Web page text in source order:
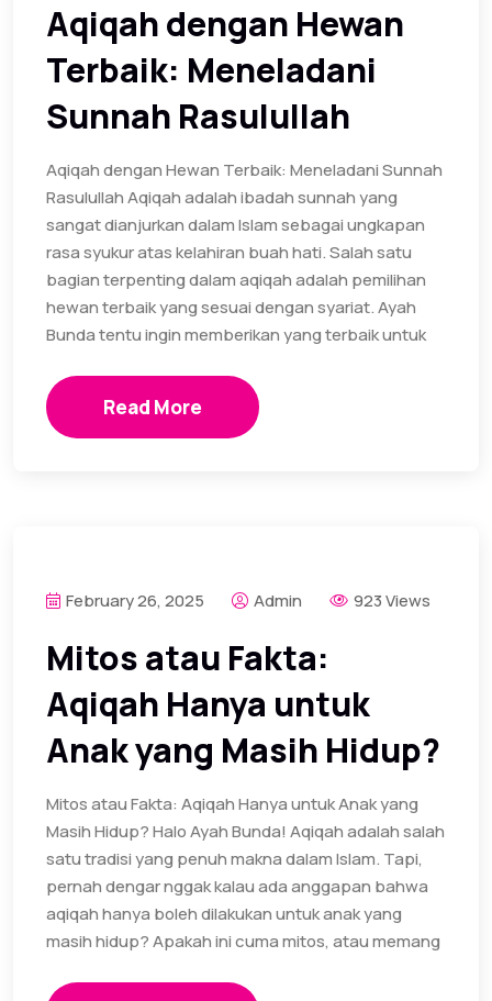
Aqiqah dengan Hewan
Terbaik: Meneladani
Sunnah Rasulullah
Aqiqah dengan Hewan Terbaik: Meneladani Sunnah
Rasulullah Aqiqah adalah ibadah sunnah yang
sangat dianjurkan dalam Islam sebagai ungkapan
rasa syukur atas kelahiran buah hati. Salah satu
bagian terpenting dalam aqiqah adalah pemilihan
hewan terbaik yang sesuai dengan syariat. Ayah
Bunda tentu ingin memberikan yang terbaik untuk
Read More
February 26, 2025 Admin 923 Views
Mitos atau Fakta:
Aqiqah Hanya untuk
Anak yang Masih Hidup?
Mitos atau Fakta: Aqiqah Hanya untuk Anak yang
Masih Hidup? Halo Ayah Bunda! Aqiqah adalah salah
satu tradisi yang penuh makna dalam Islam. Tapi,
pernah dengar nggak kalau ada anggapan bahwa
aqiqah hanya boleh dilakukan untuk anak yang
masih hidup? Apakah ini cuma mitos, atau memang